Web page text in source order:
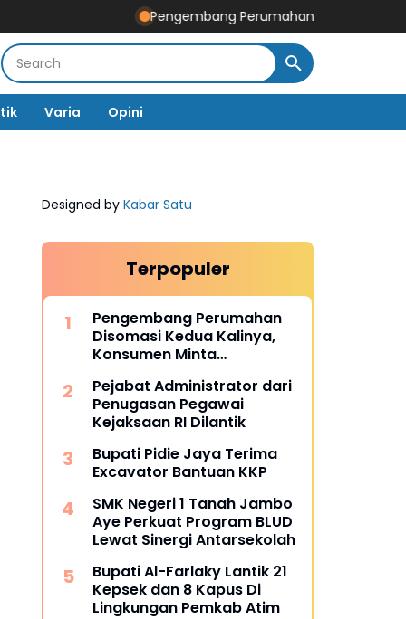
Pengembang Perumahan Disomasi Kedua
Varia Opini
Designed by Kabar Satu
Terpopuler
Pengembang Perumahan
Disomasi Kedua Kalinya,
Konsumen Minta
Juta
Pejabat Administrator dari
Penugasan Pegawai
Kejaksaan RI Dilantik
Bupati Pidie Jaya Terima
Excavator Bantuan KKP
SMK Negeri 1 Tanah Jambo
Aye Perkuat Program BLUD
Lewat Sinergi Antarsekolah
Bupati Al-Farlaky Lantik 21
Kepsek dan 8 Kapus Di
Lingkungan Pemkab Atim